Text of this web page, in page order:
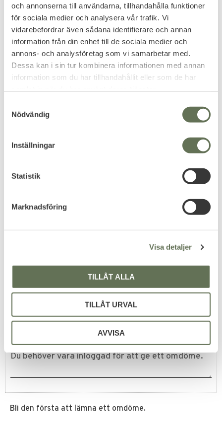
och annonserna till användarna, tillhandahålla funktioner
för sociala medier och analysera vår trafik. Vi
vidarebefordrar även sådana identifierare och annan
information från din enhet till de sociala medier och
annons- och analysföretag som vi samarbetar med.
Dessa kan i sin tur kombinera informationen med annan
information som du har tillhandahållit eller som de har
Nödvändig
Inställningar
Statistik
Marknadsföring
Visa detaljer
TILLÅT ALLA
TILLÅT URVAL
AVVISA
behöva ta av nyckelhållaren.
Funkar såklart också som hållare för blip snabb
passage eller ID-kort.
Välj din favorit design i menyn.
Du
Bli den första att lämna ett omdöme.
Relaterade produkter
Nyckelhållare -05 Svart
en utrustningsväska.